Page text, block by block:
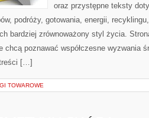
oraz przystępne teksty
podróży, gotowania, energii,
bardziej zrównoważony styl życia.
chcą poznawać współczesne wyzwania
[…]
TOWAROWE